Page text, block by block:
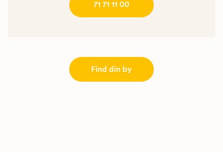
71 71 11 00
Find din by